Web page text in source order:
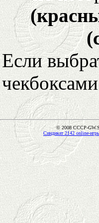
Если
© 2008 CCCP-
Синдикат 2142 online-